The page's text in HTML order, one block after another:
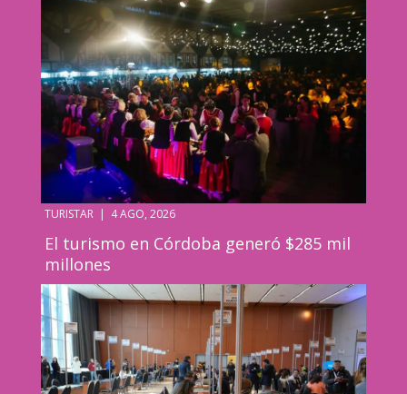
TURISTAR | 4 AGO, 2026
El turismo en Córdoba generó $285 mil
millones